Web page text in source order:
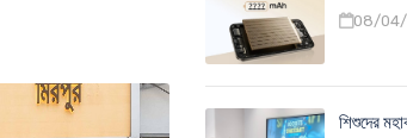
08/
শিশুদের